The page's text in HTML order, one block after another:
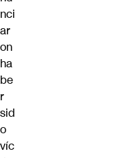
nci
ar
on
ha
be
r
sid
o
víc